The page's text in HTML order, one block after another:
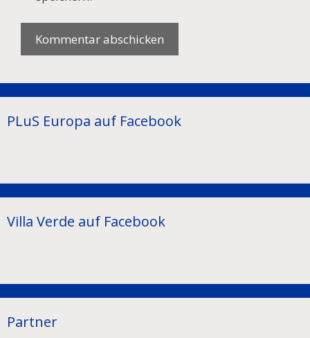
PLuS Europa auf Facebook
Villa Verde auf Facebook
Partner